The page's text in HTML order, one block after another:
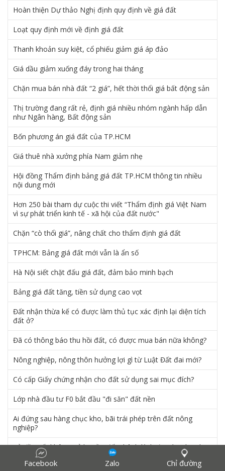
Hoàn thiện Dự thảo Nghị định quy định về giá đất
Loạt quy định mới về định giá đất
Thanh khoản suy kiệt, cổ phiếu giảm giá áp đảo
Giá dầu giảm xuống đáy trong hai tháng
Chặn mua bán nhà đất “2 giá”, hết thời thổi giá bất động sản
Thị trường đang rất rẻ, định giá nhiều nhóm ngành hấp dẫn
như Ngân hàng, Bất động sản
Bốn phương án giá đất của TP.HCM
Giá thuê nhà xưởng phía Nam giảm nhẹ
Hội đồng Thẩm định bảng giá đất TP.HCM thông tin nhiều
nội dung mới
Hơn 250 bài tham dự cuộc thi viết “Thẩm định giá Việt Nam
vì sự phát triển kinh tế - xã hội của đất nước"
Chặn “cò thổi giá”, nâng chất cho thẩm định giá đất
TPHCM: Bảng giá đất mới vẫn là ẩn số
Hà Nội siết chặt đấu giá đất, đảm bảo minh bạch
Bảng giá đất tăng, tiền sử dụng cao vọt
Đất nhận thừa kế có được làm thủ tục xác định lại diện tích
đất ở?
Đã có thông báo thu hồi đất, có được mua bán nữa không?
Nông nghiệp, nông thôn hưởng lợi gì từ Luật Đất đai mới?
Có cấp Giấy chứng nhận cho đất sử dụng sai mục đích?
Lớp nhà đầu tư F0 bắt đầu "đi săn" đất nền
Ai đứng sau hàng chục kho, bãi trái phép trên đất nông
nghiệp?
Sở đề xuất không trả lại tiền đất chênh lệch đã nộp, doanh
nghiệp nói ‘không công bằng’
Facebook Zalo Chỉ đường